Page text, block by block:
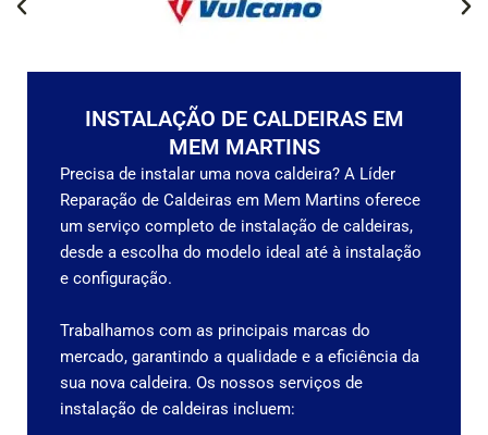
INSTALAÇÃO DE CALDEIRAS EM
MEM MARTINS
Precisa de instalar uma nova caldeira? A Líder
Reparação de Caldeiras em Mem Martins oferece
um serviço completo de instalação de caldeiras,
desde a escolha do modelo ideal até à instalação
e configuração.
Trabalhamos com as principais marcas do
mercado, garantindo a qualidade e a eficiência da
sua nova caldeira. Os nossos serviços de
instalação de caldeiras incluem: